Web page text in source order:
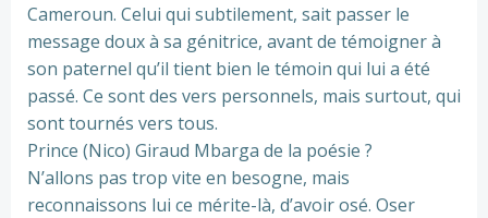
Cameroun. Celui qui subtilement, sait passer le
message doux à sa génitrice, avant de témoigner à
son paternel qu’il tient bien le témoin qui lui a été
passé. Ce sont des vers personnels, mais surtout, qui
sont tournés vers tous.
Prince (Nico) Giraud Mbarga de la poésie ?
N’allons pas trop vite en besogne, mais
reconnaissons lui ce mérite-là, d’avoir osé. Oser